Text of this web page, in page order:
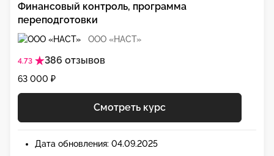
ООО «НАСТ»
4.73 386 отзывов
Финансовый контроль, программа
переподготовки
63 000 ₽
Смотреть курс
Дата обновления: 04.09.2025